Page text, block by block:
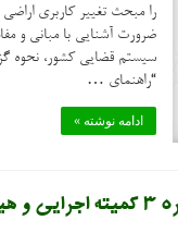
را مبحث تغییر کاربری
ضرورت آشنایی با مبانی و
سیستم قضایی کشور، نحوه
“راهنمای …
ادامه نوشته »
اطلاعیه مشترک شماره ۳